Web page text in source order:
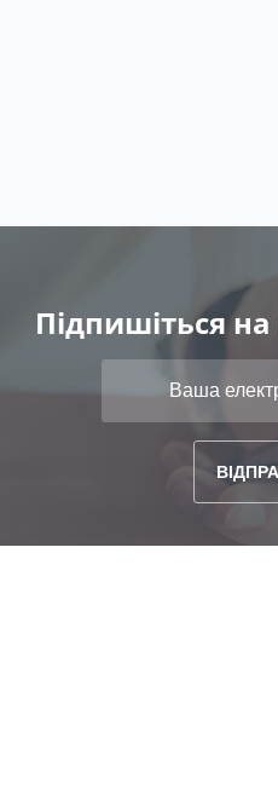
Підпишіться